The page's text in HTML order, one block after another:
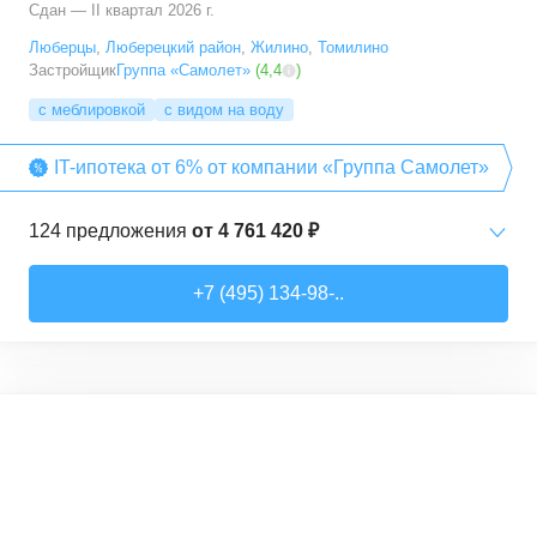
Сдан — II квартал 2026 г.
Люберцы, Люберецкий район, Жилино, Томилино
ЗастройщикГруппа «Самолет» (4,4 )
с меблировкой с видом на воду
IT-ипотека от 6% от компании «Группа Самолет»
124 предложения от 4 761 420 ₽
+7 (495) 134-98-..